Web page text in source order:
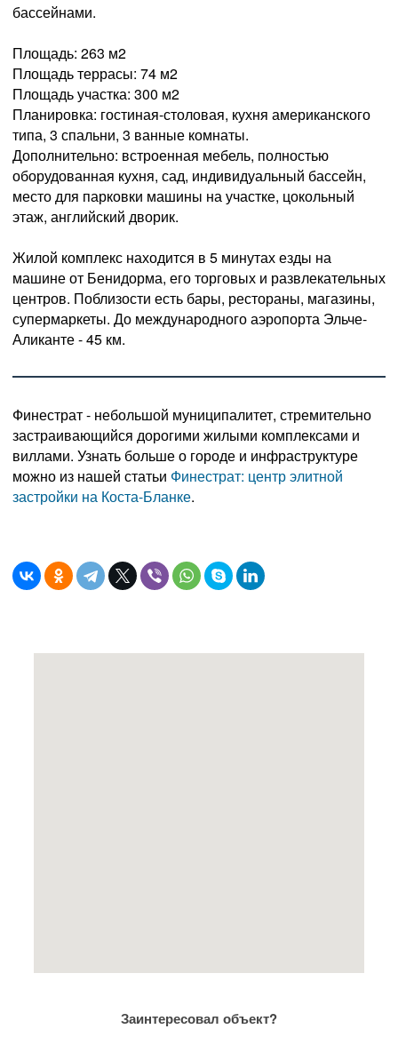
бассейнами.
Площадь: 263 м2
Площадь террасы: 74 м2
Площадь участка: 300 м2
Планировка: гостиная-столовая, кухня американского
типа, 3 спальни, 3 ванные комнаты.
Дополнительно: встроенная мебель, полностью
оборудованная кухня, сад, индивидуальный бассейн,
место для парковки машины на участке, цокольный
этаж, английский дворик.
Жилой комплекс находится в 5 минутах езды на
машине от Бенидорма, его торговых и развлекательных
центров. Поблизости есть бары, рестораны, магазины,
супермаркеты. До международного аэропорта Эльче-
Аликанте - 45 км.
Финестрат - небольшой муниципалитет, стремительно
застраивающийся дорогими жилыми комплексами и
виллами. Узнать больше о городе и инфраструктуре
можно из нашей статьи Финестрат: центр элитной
застройки на Коста-Бланке.
Заинтересовал объект?